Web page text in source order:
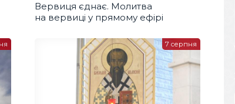
Вервиця єднає. Молитва
на вервиці у прямому ефірі
7 серпня